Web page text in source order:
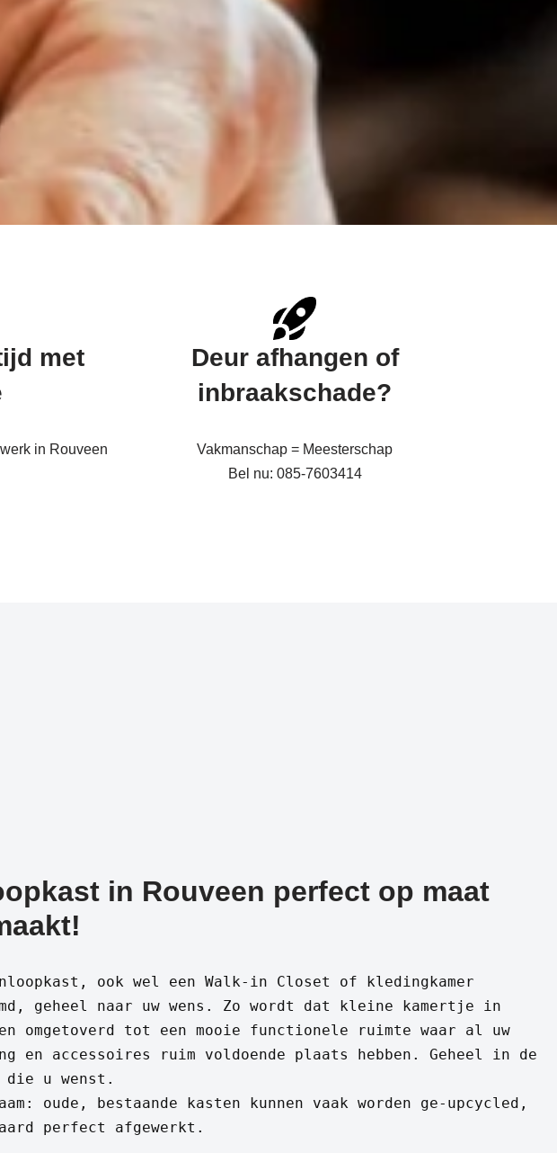
met
in Rouveen
Deur afhangen of
inbraakschade?
Vakmanschap = Meesterschap
Bel nu: 085-7603414
in Rouveen perfect op maat
ook wel een Walk-in Closet of kledingkamer
geheel naar uw wens. Zo wordt dat kleine kamertje in
omgetoverd tot een mooie functionele ruimte waar al uw
en accessoires ruim voldoende plaats hebben. Geheel in de
u wenst.
oude, bestaande kasten kunnen vaak worden ge-upcycled,
perfect afgewerkt.